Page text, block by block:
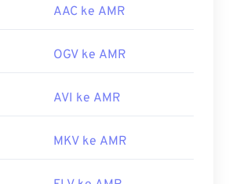
AAC ke AMR
OGV ke AMR
AVI ke AMR
MKV ke AMR